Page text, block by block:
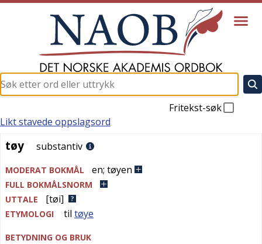
Fritekst-søk
tøy
Likt stavede oppslagsord
tøy substantiv
MODERAT BOKMÅL en; tøyen
FULL BOKMÅLSNORM
UTTALE
[tøi]
ETYMOLOGI til tøye
BETYDNING OG BRUK